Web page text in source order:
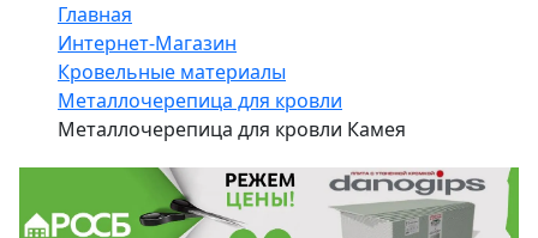
Главная
Интернет-Магазин
Кровельные материалы
Металлочерепица для кровли
Металлочерепица для кровли Камея